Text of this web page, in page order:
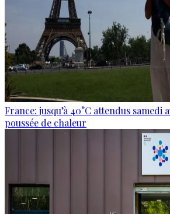
France: jusqu’à 40°C attendus samedi
poussée de chaleur